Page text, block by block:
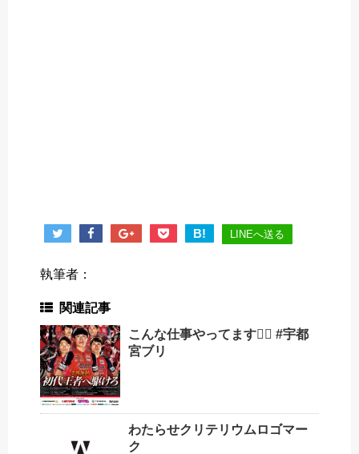
B! LINEへ送る
執筆者：
関連記事
こんな仕事やってます🚴‍♂️ #宇都
宮ブリ
わたらせクリテリウムロゴマー
ク